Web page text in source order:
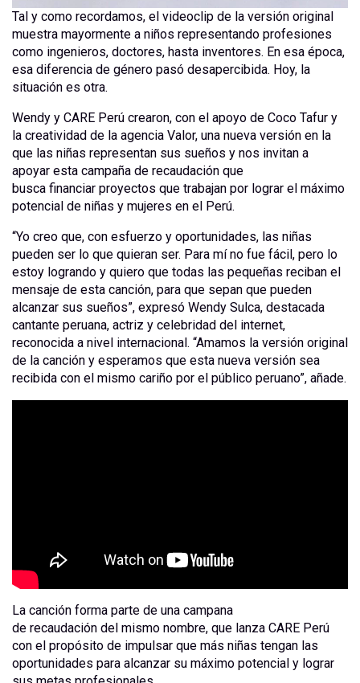
Tal y como recordamos, el videoclip de la versión original
muestra mayormente a niños representando profesiones
como ingenieros, doctores, hasta inventores. En esa época,
esa diferencia de género pasó desapercibida. Hoy, la
situación es otra.
Wendy y CARE Perú crearon, con el apoyo de Coco Tafur y
la creatividad de la agencia Valor, una nueva versión en la
que las niñas representan sus sueños y nos invitan a
apoyar esta campaña de recaudación que
busca financiar proyectos que trabajan por lograr el máximo
potencial de niñas y mujeres en el Perú.
“Yo creo que, con esfuerzo y oportunidades, las niñas
pueden ser lo que quieran ser. Para mí no fue fácil, pero lo
estoy logrando y quiero que todas las pequeñas reciban el
mensaje de esta canción, para que sepan que pueden
alcanzar sus sueños”, expresó Wendy Sulca, destacada
cantante peruana, actriz y celebridad del internet,
reconocida a nivel internacional. “Amamos la versión original
de la canción y esperamos que esta nueva versión sea
recibida con el mismo cariño por el público peruano”, añade.
La canción forma parte de una campana
de recaudación del mismo nombre, que lanza CARE Perú
con el propósito de impulsar que más niñas tengan las
oportunidades para alcanzar su máximo potencial y lograr